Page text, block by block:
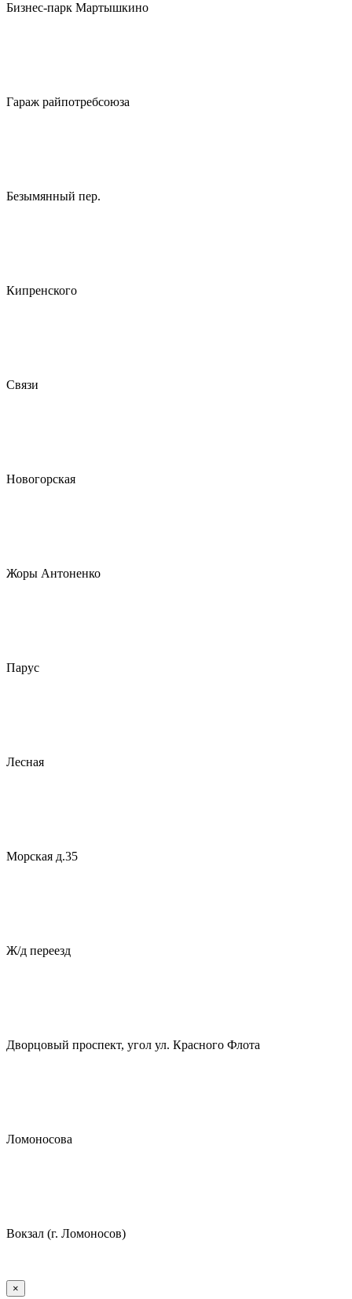
Бизнес-парк Мартышкино
Гараж райпотребсоюза
Безымянный пер.
Кипренского
Связи
Новогорская
Жоры Антоненко
Парус
Лесная
Морская д.35
Ж/д переезд
Дворцовый проспект, угол ул. Красного Флота
Ломоносова
Вокзал (г. Ломоносов)
×